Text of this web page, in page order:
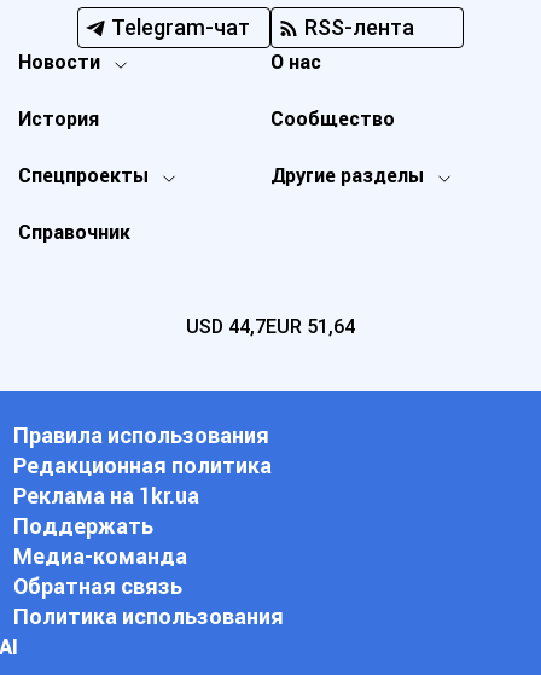
Telegram-чат RSS-лента
Новости
Спецпроекты Другие разделы
История
О нас
Справочник
Сообщество
USD 44,7EUR 51,64
Правила использования
Редакционная политика
Реклама на 1kr.ua
Поддержать
Медиа-команда
Обратная связь
Политика использования
АI